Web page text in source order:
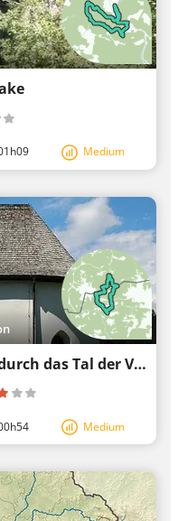
Medium
Im Schatten des Schinders durch das Tal der Valepp
Medium